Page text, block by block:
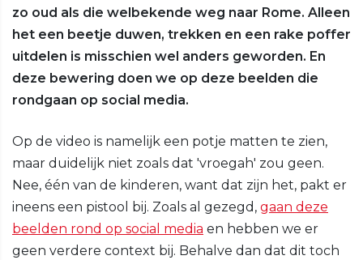
zo oud als die welbekende weg naar Rome. Alleen
het een beetje duwen, trekken en een rake poffer
uitdelen is misschien wel anders geworden. En
deze bewering doen we op deze beelden die
rondgaan op social media.
Op de video is namelijk een potje matten te zien,
maar duidelijk niet zoals dat 'vroegah' zou geen.
Nee, één van de kinderen, want dat zijn het, pakt er
ineens een pistool bij. Zoals al gezegd, gaan deze
beelden rond op social media en hebben we er
geen verdere context bij. Behalve dan dat dit toch